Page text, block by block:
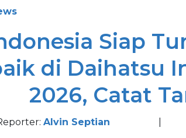
Siap
di Daihatsu
2026, Catat
Alvin Septian